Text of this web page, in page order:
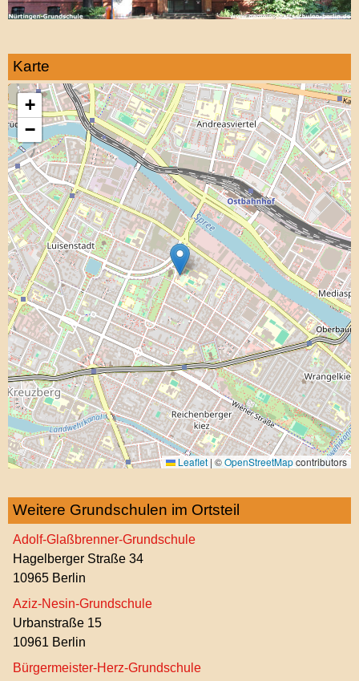
Karte
+
−
Leaflet | ©OpenStreetMapcontributors
Weitere Grundschulen im Ortsteil
Adolf-Glaßbrenner-Grundschule
Hagelberger Straße 34
10965 Berlin
Aziz-Nesin-Grundschule
Urbanstraße 15
10961 Berlin
Bürgermeister-Herz-Grundschule